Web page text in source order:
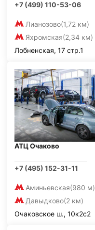
+7 (499) 110-53-06
Лианозово(1,72 км)
Яхромская(2,34 км)
Лобненская, 17 стр.1
АТЦ Очаково
+7 (495) 152-31-11
Аминьевская(980 м)
Давыдково(2 км)
Очаковское ш., 10к2с2